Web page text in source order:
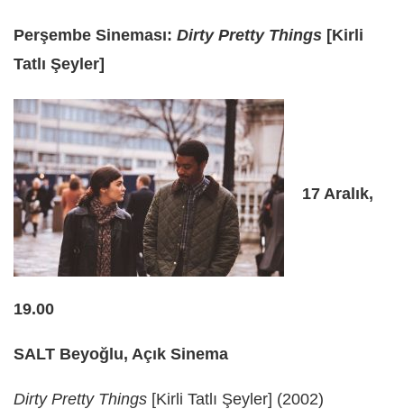
Perşembe Sineması: Dirty Pretty Things [Kirli
Tatlı Şeyler]
17 Aralık,
19.00
SALT Beyoğlu, Açık Sinema
Dirty Pretty Things [Kirli Tatlı Şeyler] (2002)